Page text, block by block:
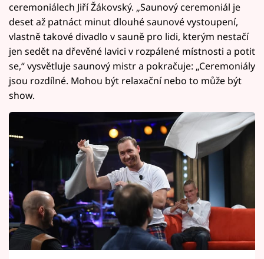
ceremoniálech Jiří Žákovský. „Saunový ceremoniál je
deset až patnáct minut dlouhé saunové vystoupení,
vlastně takové divadlo v sauně pro lidi, kterým nestačí
jen sedět na dřevěné lavici v rozpálené místnosti a potit
se,“ vysvětluje saunový mistr a pokračuje: „Ceremoniály
jsou rozdílné. Mohou být relaxační nebo to může být
show.